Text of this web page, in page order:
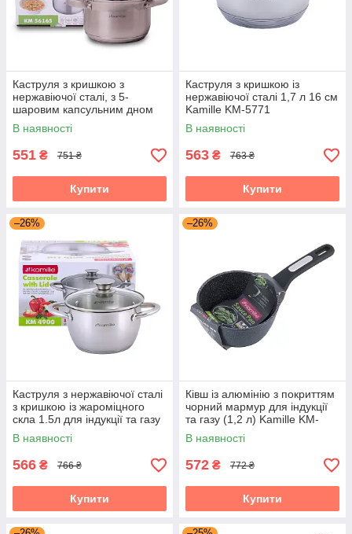
Каструля з кришкою з
нержавіючої сталі, з 5-
шаровим капсульним дном
та порожнистими ручками
2.1л Kamille KM-5616S
В наявності
551 ₴ 751 ₴
Купити
Каструля з кришкою із
нержавіючої сталі 1,7 л 16 см
Kamille KM-5771
В наявності
563 ₴ 763 ₴
Купити
–26%
Каструля з нержавіючої сталі
з кришкою із жароміцного
скла 1.5л для індукції та газу
Kamille KM-4900
В наявності
566 ₴ 766 ₴
Купити
–26%
Ківш із алюмінію з покриттям
чорний мармур для індукції
та газу (1,2 л) Kamille KM-
5379MR
В наявності
572 ₴ 772 ₴
Купити